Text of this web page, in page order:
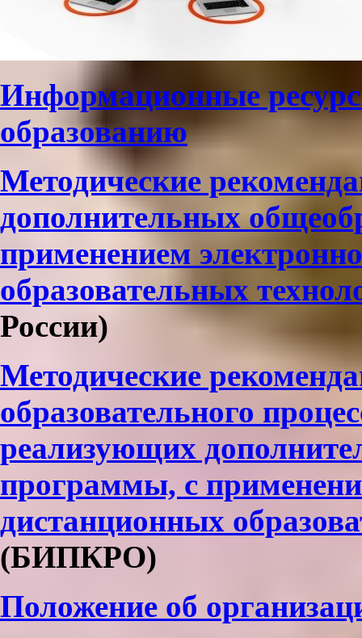
Информационные
образованию
Методические
дополнительных
применением
образовательных
России)
Методические
образовательного
реализующих
программы, с
дистанционных
(БИПКРО)
Положение об